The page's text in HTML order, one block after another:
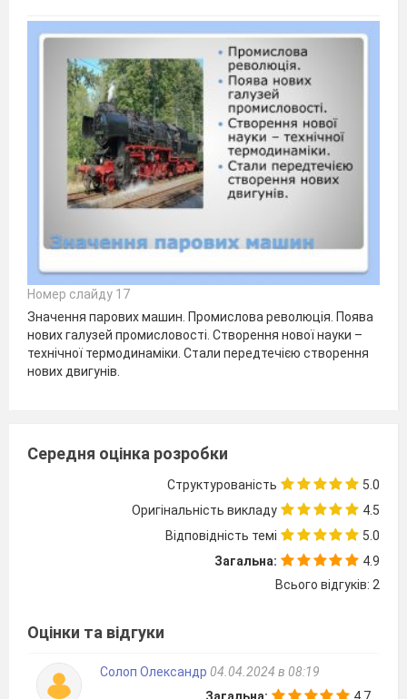
Номер слайду 17
Значення парових машин. Промислова революція. Поява
нових галузей промисловості. Створення нової науки –
технічної термодинаміки. Стали передтечією створення
нових двигунів.
Середня оцінка розробки
Структурованість
5.0
Оригінальність викладу
4.5
Відповідність темі
5.0
Загальна:
4.9
Всього відгуків: 2
Оцінки та відгуки
Солоп Олександр 04.04.2024 в 08:19
Загальна:
4.7